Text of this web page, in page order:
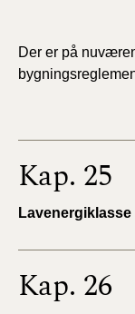
Der er på
Kap. 25
Lavenergiklasse
Kap. 26